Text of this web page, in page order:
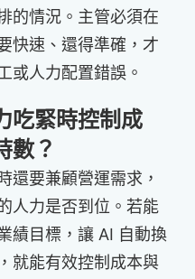
的情況。主管必須在
快速、還得準確，才
或人力配置錯誤。
吃緊時控制成
數？
還要兼顧營運需求，
人力是否到位。若能
績目標，讓 AI 自動換
就能有效控制成本與